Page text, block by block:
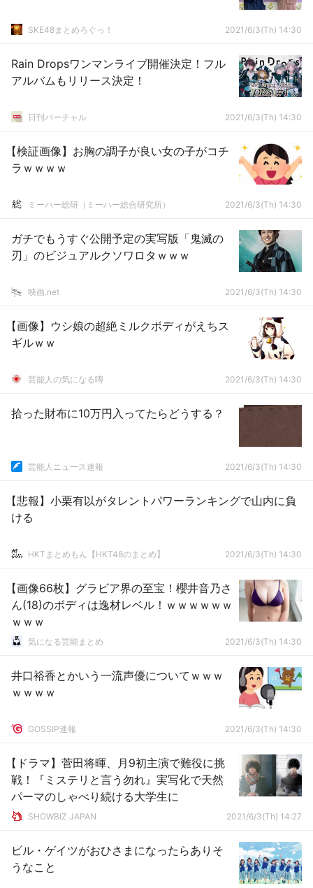
SKE48まとめろぐっ！ 2021/6/3(Th) 14:30
Rain Dropsワンマンライブ開催決定！フル
アルバムもリリース決定！
日刊バーチャル 2021/6/3(Th) 14:30
【検証画像】お胸の調子が良い女の子がコチ
ラｗｗｗｗ
ミーハー総研（ミーハー総合研究所） 2021/6/3(Th) 14:30
ガチでもうすぐ公開予定の実写版「鬼滅の
刃」のビジュアルクソワロタｗｗｗ
映画.net 2021/6/3(Th) 14:30
【画像】ウシ娘の超絶ミルクボディがえちス
ギルｗｗ
芸能人の気になる噂 2021/6/3(Th) 14:30
拾った財布に10万円入ってたらどうする？
芸能人ニュース速報 2021/6/3(Th) 14:30
【悲報】小栗有以がタレントパワーランキングで山内に負
ける
HKTまとめもん【HKT48のまとめ】 2021/6/3(Th) 14:30
【画像66枚】グラビア界の至宝！櫻井音乃さ
ん(18)のボディは逸材レベル！ｗｗｗｗｗｗ
ｗｗｗ
気になる芸能まとめ 2021/6/3(Th) 14:30
井口裕香とかいう一流声優についてｗｗｗ
ｗｗｗｗ
GOSSIP速報 2021/6/3(Th) 14:30
【ドラマ】菅田将暉、月9初主演で難役に挑
戦！『ミステリと言う勿れ』実写化で天然
パーマのしゃべり続ける大学生に
SHOWBIZ JAPAN 2021/6/3(Th) 14:27
ビル・ゲイツがおひさまになったらありそ
うなこと